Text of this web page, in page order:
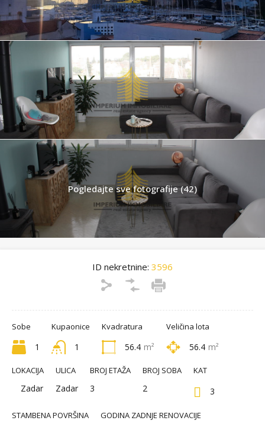
Pogledajte sve fotografije (42)
ID nekretnine: 3596
Sobe
1
Kupaonice
1
Kvadratura
56.4 m²
Veličina lota
56.4 m²
LOKACIJA
Zadar
ULICA
Zadar
BROJ ETAŽA
3
BROJ SOBA
2
KAT
3
STAMBENA POVRŠINA GODINA ZADNJE RENOVACIJE